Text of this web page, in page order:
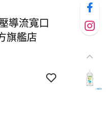
導流寬口
旗艦店